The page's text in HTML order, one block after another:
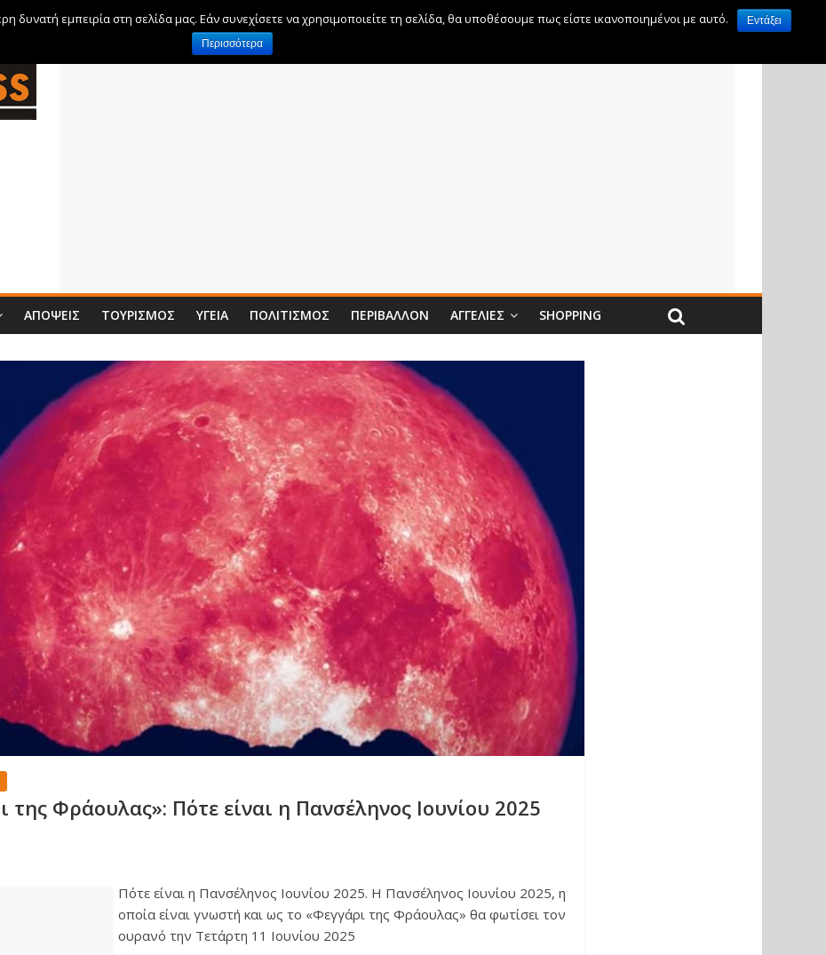
ΑΠΌΨΕΙΣ ΤΟΥΡΙΣΜΌΣ ΥΓΕΊΑ ΠΟΛΙΤΙΣΜΌΣ ΠΕΡΙΒΆΛΛΟΝ ΑΓΓΕΛΊΕΣ SHOPPING
της Φράουλας»: Πότε είναι η Πανσέληνος Ιουνίου 2025
Πότε είναι η Πανσέληνος Ιουνίου 2025. Η Πανσέληνος Ιουνίου 2025, η
οποία είναι γνωστή και ως το «Φεγγάρι της Φράουλας» θα φωτίσει τον
ουρανό την Τετάρτη 11 Ιουνίου 2025
εμπειρία στη σελίδα μας. Εάν συνεχίσετε να χρησιμοποιείτε τη σελίδα, θα υποθέσουμε πως είστε ικανοποιημένοι με αυτό.
Εντάξει
Περισσότερα